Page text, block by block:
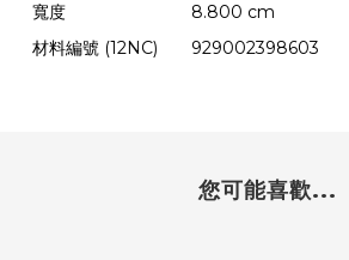
寬度
8.800 cm
材料編號 (12NC)
929002398603
您可能喜歡...